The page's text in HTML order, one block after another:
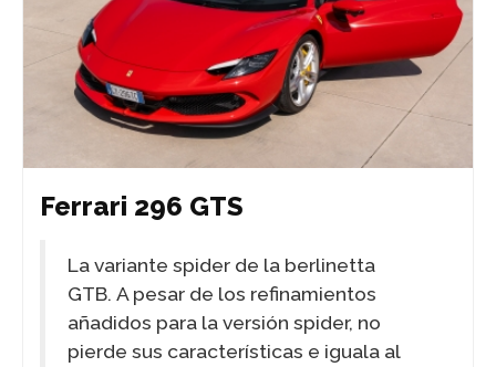
Ferrari 296 GTS
La variante spider de la berlinetta
GTB. A pesar de los refinamientos
añadidos para la versión spider, no
pierde sus características e iguala al